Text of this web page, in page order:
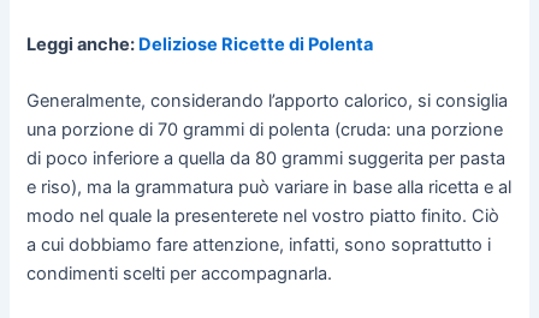
Leggi anche: Deliziose Ricette di Polenta
Generalmente, considerando l’apporto calorico, si consiglia
una porzione di 70 grammi di polenta (cruda: una porzione
di poco inferiore a quella da 80 grammi suggerita per pasta
e riso), ma la grammatura può variare in base alla ricetta e al
modo nel quale la presenterete nel vostro piatto finito. Ciò
a cui dobbiamo fare attenzione, infatti, sono soprattutto i
condimenti scelti per accompagnarla.